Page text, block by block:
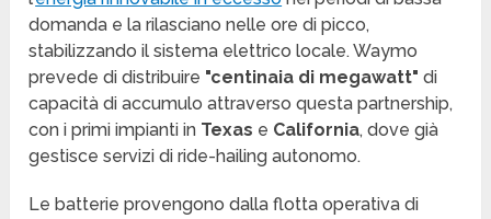
domanda e la rilasciano nelle ore di picco,
stabilizzando il sistema elettrico locale. Waymo
prevede di distribuire "centinaia di megawatt" di
capacità di accumulo attraverso questa partnership,
con i primi impianti in Texas e California, dove già
gestisce servizi di ride-hailing autonomo.
Le batterie provengono dalla flotta operativa di